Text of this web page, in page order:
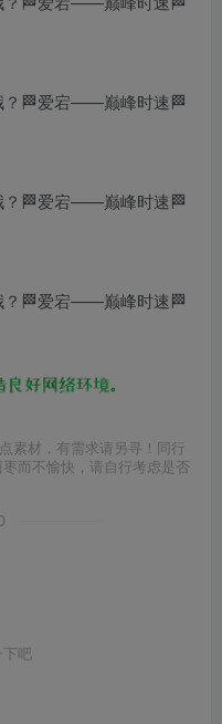
素材，有需求请另寻！同行
而不愉快，请自行考虑是否
下吧